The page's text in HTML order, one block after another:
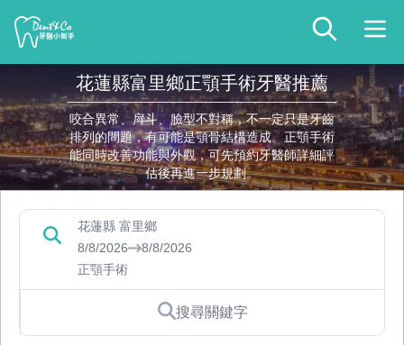
花蓮縣富里鄉正顎手術牙醫推薦
咬合異常、戽斗、臉型不對稱，不一定只是牙齒
排列的問題，有可能是顎骨結構造成。正顎手術
能同時改善功能與外觀，可先預約牙醫師詳細評
估後再進一步規劃。
花蓮縣 富里鄉
8/8/2026
8/8/2026
正顎手術
搜尋關鍵字